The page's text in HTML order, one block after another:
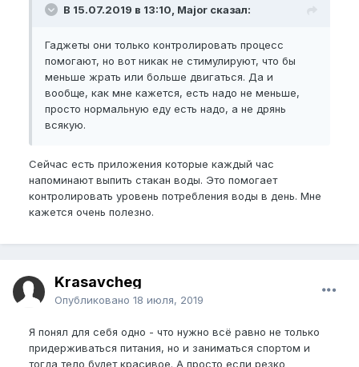
В 15.07.2019 в 13:10, Major сказал:
Гаджеты они только контролировать процесс
помогают, но вот никак не стимулируют, что бы
меньше жрать или больше двигаться. Да и
вообще, как мне кажется, есть надо не меньше,
просто нормальную еду есть надо, а не дрянь
всякую.
Сейчас есть приложения которые каждый час
напоминают выпить стакан воды. Это помогает
контролировать уровень потребления воды в день. Мне
кажется очень полезно.
Krasavcheg
Опубликовано 18 июля, 2019
Я понял для себя одно - что нужно всё равно не только
придерживаться питания, но и заниматься спортом и
тогда тело будет красивое. А просто если резко